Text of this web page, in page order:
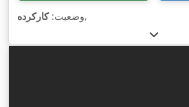
وضعیت:کارکرده ,